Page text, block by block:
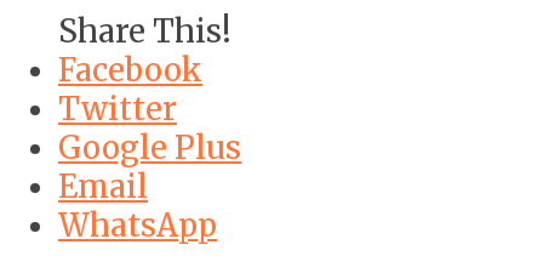
Share This!
Facebook
Twitter
Google Plus
Email
WhatsApp